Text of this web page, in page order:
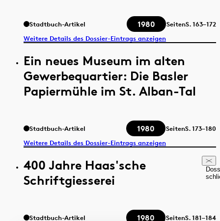
Stadtbuch-Artikel 1980 SeitenS.163–172
Weitere Details des Dossier-Eintrags anzeigen
Ein neues Museum im alten
Gewerbequartier: Die Basler
Papiermühle im St. Alban-Tal
Stadtbuch-Artikel 1980 SeitenS.173–180
Weitere Details des Dossier-Eintrags anzeigen
400 Jahre Haas'sche
Schriftgiesserei
Stadtbuch-Artikel 1980 SeitenS.181–184